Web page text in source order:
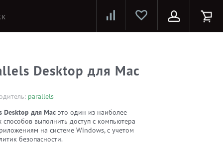
Desktop для Mac
parallels
Desktop для Mac это один из наиболее
способов выполнить доступ с компьютера
на системе Windows, с учетом
безопасности.